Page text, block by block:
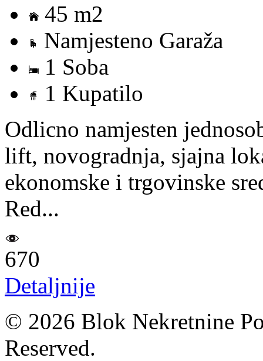
45 m2
Namjesteno Garaža
1 Soba
1 Kupatilo
Odlicno namjesten
lift, novogradnja, sjajna
ekonomske i trgovinske
Red...
670
Detaljnije
© 2026 Blok Nekretnine
Reserved.